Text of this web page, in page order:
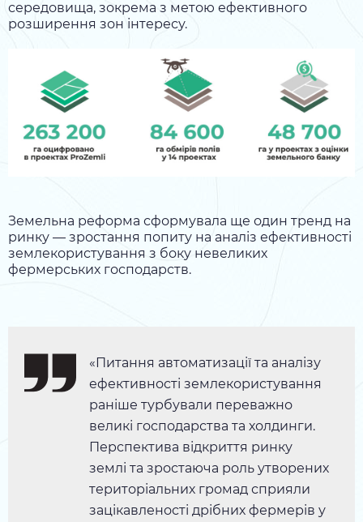
середовища, зокрема з метою ефективного
розширення зон інтересу.
Земельна реформа сформувала ще один тренд на
ринку — зростання попиту на аналіз ефективності
землекористування з боку невеликих
фермерських господарств.
«Питання автоматизації та аналізу
ефективності землекористування
раніше турбували переважно
великі господарства та холдинги.
Перспектива відкриття ринку
землі та зростаюча роль утворених
територіальних громад сприяли
зацікавленості дрібних фермерів у